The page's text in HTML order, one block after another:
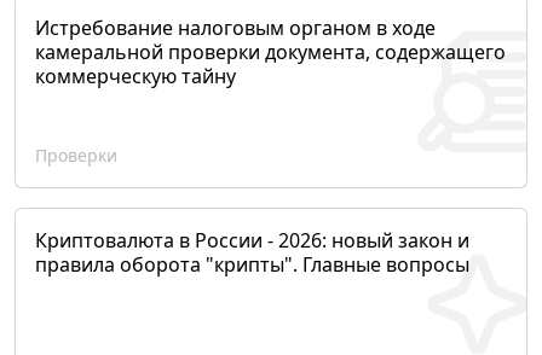
Истребование налоговым органом в ходе
камеральной проверки документа, содержащего
коммерческую тайну
Проверки
Криптовалюта в России - 2026: новый закон и
правила оборота "крипты". Главные вопросы